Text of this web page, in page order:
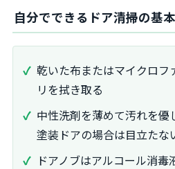
自分でできるドア清掃の基本
乾いた布またはマイクロフ
リを拭き取る
中性洗剤を薄めて汚れを優
塗装ドアの場合は目立たな
ドアノブはアルコール消毒